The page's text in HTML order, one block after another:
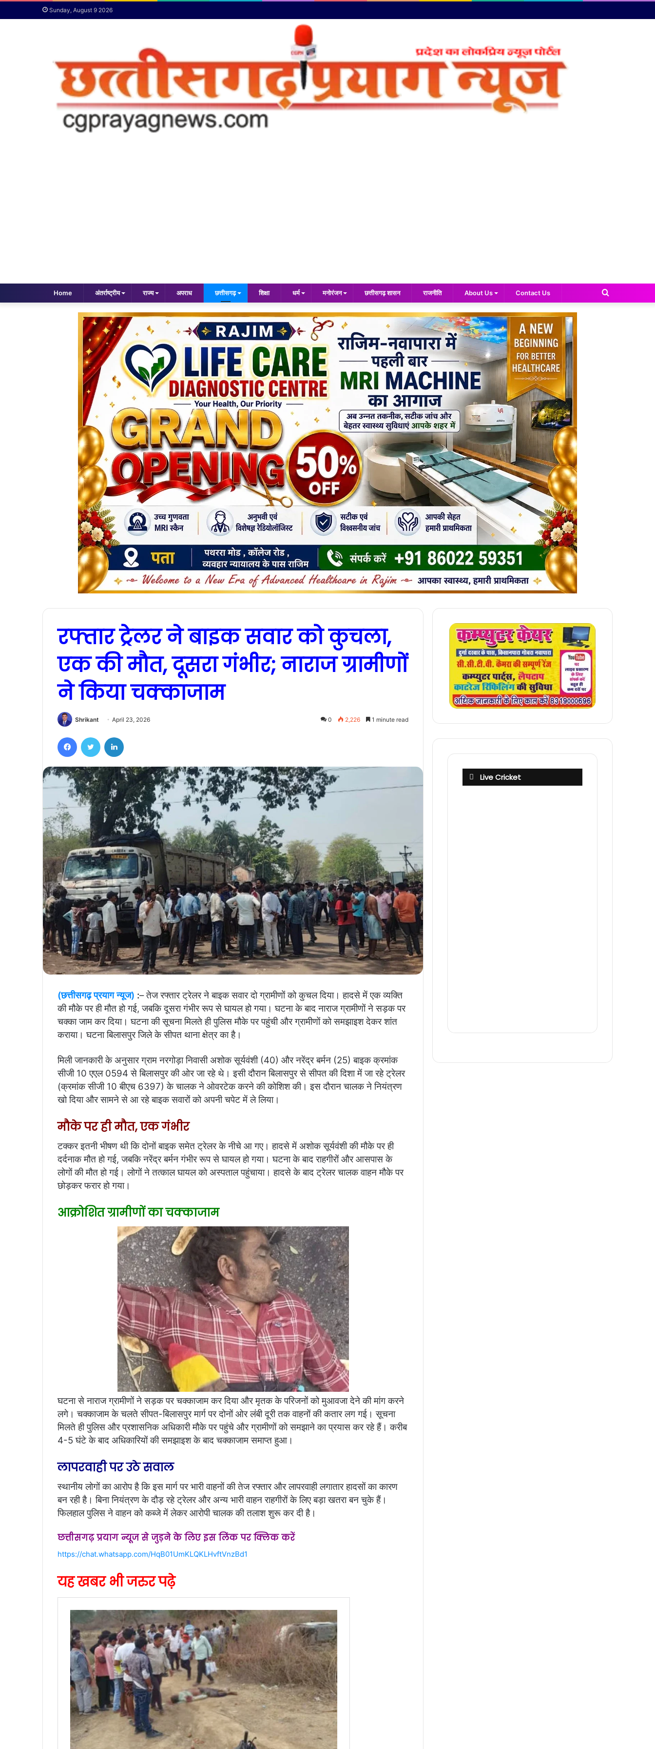
Sunday, August 9 2026
Home अंतर्राष्ट्रीय राज्य अपराध छत्तीसगढ़ शिक्षा धर्म मनोरंजन छत्तीसगढ़ शासन राजनीति About Us Contact Us
Search
रफ्तार ट्रेलर ने बाइक सवार को कुचला,
एक की मौत, दूसरा गंभीर; नाराज ग्रामीणों
ने किया चक्काजाम
Shrikant April 23, 2026 0 2,226 1 minute read
(छत्तीसगढ़ प्रयाग न्यूज) :– तेज रफ्तार ट्रेलर ने बाइक सवार दो ग्रामीणों को कुचल दिया। हादसे में एक व्यक्ति
की मौके पर ही मौत हो गई, जबकि दूसरा गंभीर रूप से घायल हो गया। घटना के बाद नाराज ग्रामीणों ने सड़क पर
चक्का जाम कर दिया। घटना की सूचना मिलते ही पुलिस मौके पर पहुंची और ग्रामीणों को समझाइश देकर शांत
कराया। घटना बिलासपुर जिले के सीपत थाना क्षेत्र का है।
मिली जानकारी के अनुसार ग्राम नरगोड़ा निवासी अशोक सूर्यवंशी (40) और नरेंद्र बर्मन (25) बाइक क्रमांक
सीजी 10 एएल 0594 से बिलासपुर की ओर जा रहे थे। इसी दौरान बिलासपुर से सीपत की दिशा में जा रहे ट्रेलर
(क्रमांक सीजी 10 बीएच 6397) के चालक ने ओवरटेक करने की कोशिश की। इस दौरान चालक ने नियंत्रण
खो दिया और सामने से आ रहे बाइक सवारों को अपनी चपेट में ले लिया।
मौके पर ही मौत, एक गंभीर
टक्कर इतनी भीषण थी कि दोनों बाइक समेत ट्रेलर के नीचे आ गए। हादसे में अशोक सूर्यवंशी की मौके पर ही
दर्दनाक मौत हो गई, जबकि नरेंद्र बर्मन गंभीर रूप से घायल हो गया। घटना के बाद राहगीरों और आसपास के
लोगों की मौत हो गई। लोगों ने तत्काल घायल को अस्पताल पहुंचाया। हादसे के बाद ट्रेलर चालक वाहन मौके पर
छोड़कर फरार हो गया।
आक्रोशित ग्रामीणों का चक्काजाम
घटना से नाराज ग्रामीणों ने सड़क पर चक्काजाम कर दिया और मृतक के परिजनों को मुआवजा देने की मांग करने
लगे। चक्काजाम के चलते सीपत-बिलासपुर मार्ग पर दोनों ओर लंबी दूरी तक वाहनों की कतार लग गई। सूचना
मिलते ही पुलिस और प्रशासनिक अधिकारी मौके पर पहुंचे और ग्रामीणों को समझाने का प्रयास कर रहे हैं। करीब
4-5 घंटे के बाद अधिकारियों की समझाइश के बाद चक्काजाम समाप्त हुआ।
लापरवाही पर उठे सवाल
स्थानीय लोगों का आरोप है कि इस मार्ग पर भारी वाहनों की तेज रफ्तार और लापरवाही लगातार हादसों का कारण
बन रही है। बिना नियंत्रण के दौड़ रहे ट्रेलर और अन्य भारी वाहन राहगीरों के लिए बड़ा खतरा बन चुके हैं।
फिलहाल पुलिस ने वाहन को कब्जे में लेकर आरोपी चालक की तलाश शुरू कर दी है।
छत्तीसगढ़ प्रयाग न्यूज से जुड़ने के लिए इस लिंक पर क्लिक करें
https://chat.whatsapp.com/HqB01UmKLQKLHvftVnzBd1
यह खबर भी जरुर पढ़े
Live Cricket